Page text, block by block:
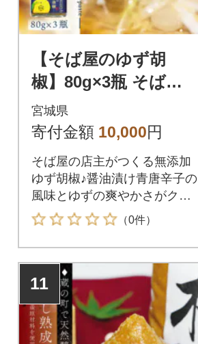
【そば屋のゆず胡
椒】80g×3瓶 そば屋
でリピーターが続出
する秘伝の柚子胡椒
宮城県
寄付金額 10,000円
そば屋の店主がつくる無添加
ゆず胡椒♪醤油漬け青唐辛子の
風味とゆずの爽やかさがクセ
になる美味しさです。
（0件）
11